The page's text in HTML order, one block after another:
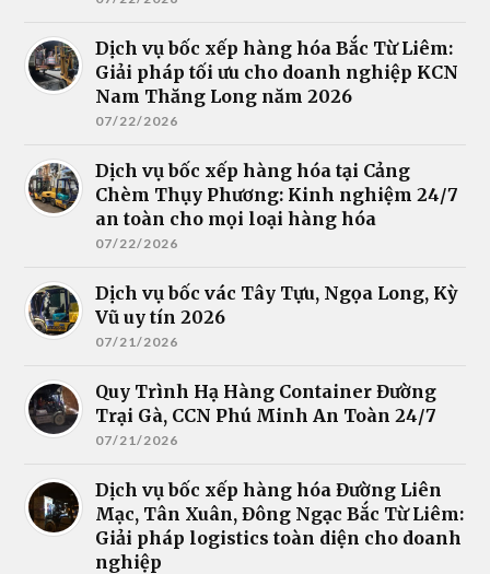
Dịch vụ bốc xếp hàng hóa Bắc Từ Liêm:
Giải pháp tối ưu cho doanh nghiệp KCN
Nam Thăng Long năm 2026
07/22/2026
Dịch vụ bốc xếp hàng hóa tại Cảng
Chèm Thụy Phương: Kinh nghiệm 24/7
an toàn cho mọi loại hàng hóa
07/22/2026
Dịch vụ bốc vác Tây Tựu, Ngọa Long, Kỳ
Vũ uy tín 2026
07/21/2026
Quy Trình Hạ Hàng Container Đường
Trại Gà, CCN Phú Minh An Toàn 24/7
07/21/2026
Dịch vụ bốc xếp hàng hóa Đường Liên
Mạc, Tân Xuân, Đông Ngạc Bắc Từ Liêm:
Giải pháp logistics toàn diện cho doanh
nghiệp